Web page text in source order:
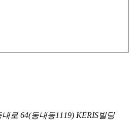
로 64(동내동1119) KERIS빌딩